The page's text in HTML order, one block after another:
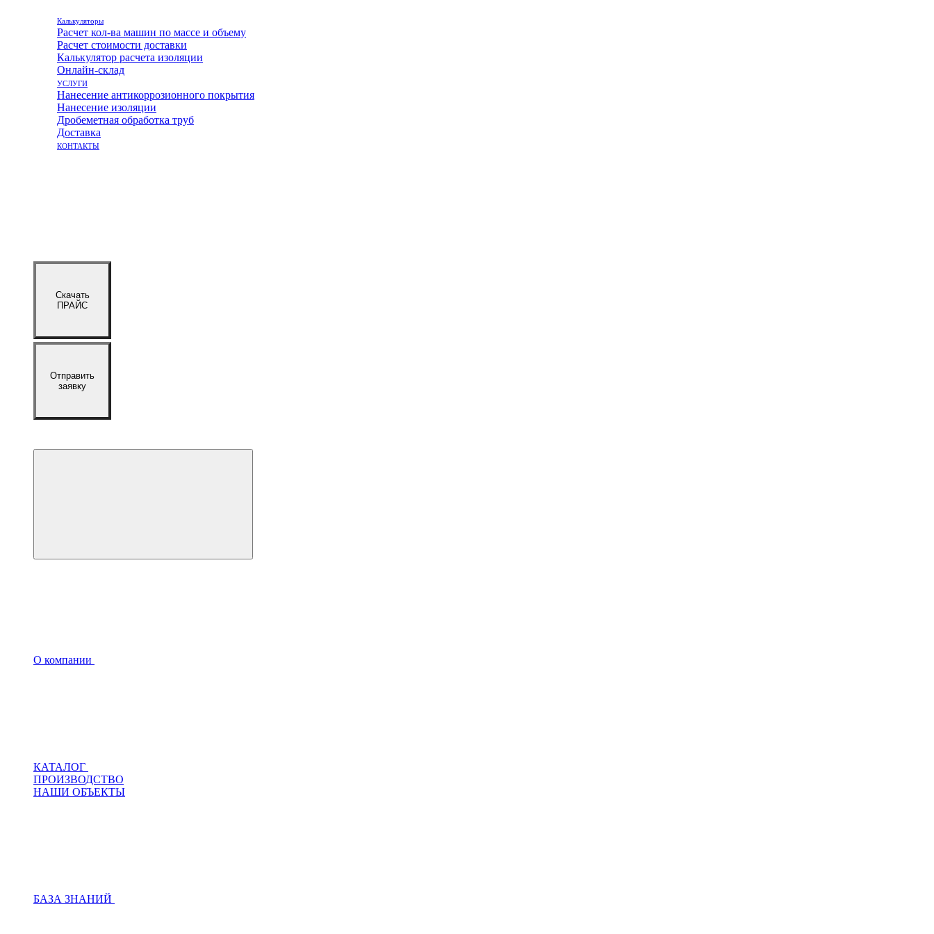
Калькуляторы
Расчет кол-ва машин по массе и объему
Расчет стоимости доставки
Калькулятор расчета изоляции
Онлайн-склад
УСЛУГИ
Нанесение антикоррозионного покрытия
Нанесение изоляции
Дробеметная обработка труб
Доставка
КОНТАКТЫ
Скачать
ПРАЙС
Отправить
заявку
О компании
КАТАЛОГ
ПРОИЗВОДСТВО
НАШИ ОБЪЕКТЫ
БАЗА ЗНАНИЙ